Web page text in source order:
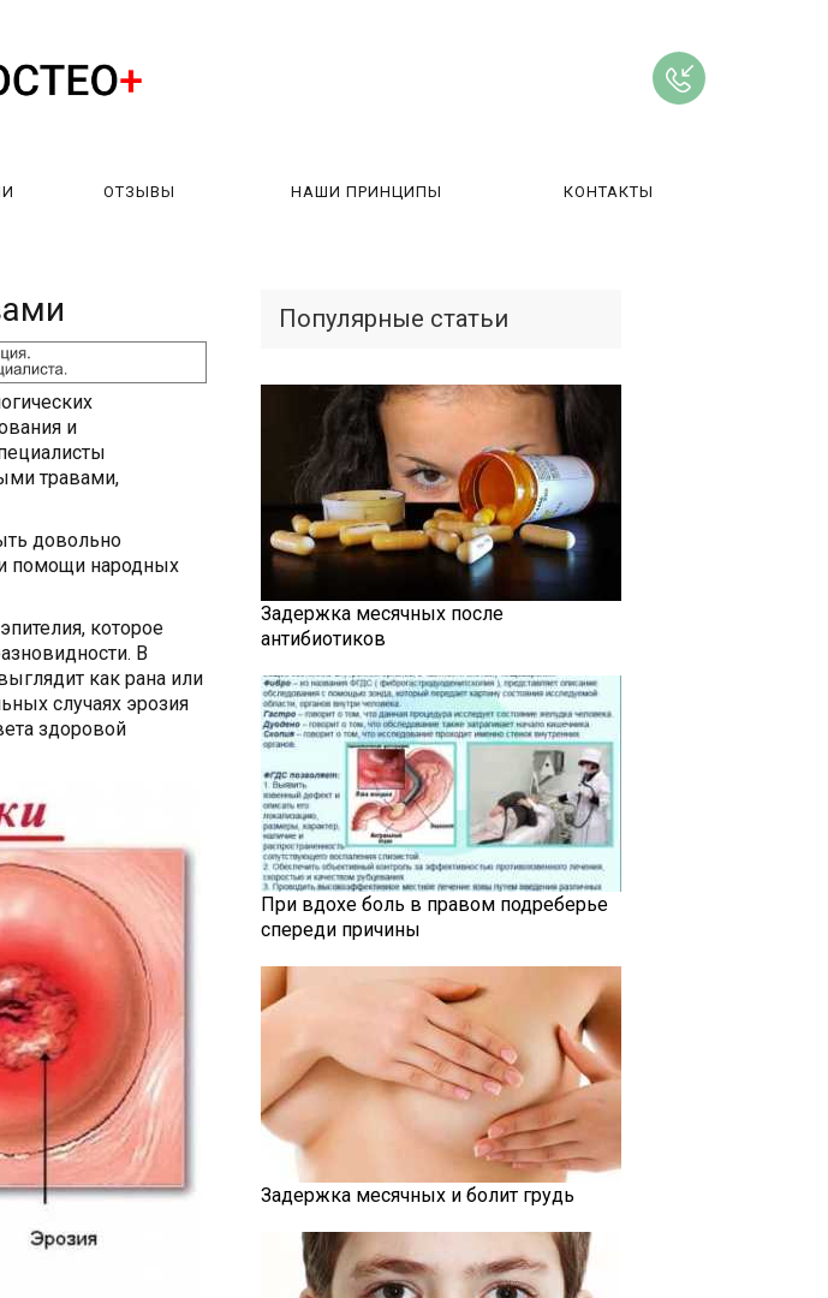
ОТЗЫВЫ НАШИ ПРИНЦИПЫ КОНТАКТЫ
и
травами,
довольно
помощи народных
которое
В
как рана или
случаях эрозия
здоровой
Популярные статьи
Задержка месячных после
антибиотиков
При вдохе боль в правом подреберье
спереди причины
Задержка месячных и болит грудь